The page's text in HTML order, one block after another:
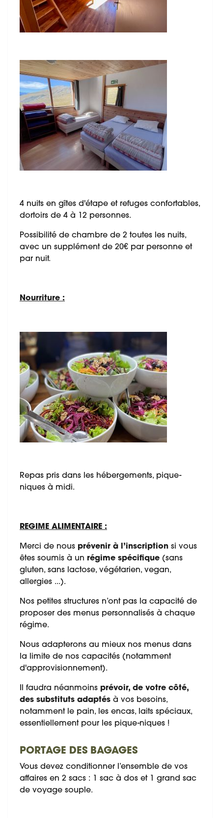
4 nuits en gîtes d'étape et refuges confortables,
dortoirs de 4 à 12 personnes.
Possibilité de chambre de 2 toutes les nuits,
avec un supplément de 20€ par personne et
par nuit.
Nourriture :
Repas pris dans les hébergements, pique-
niques à midi.
REGIME ALIMENTAIRE :
Merci de nous prévenir à l’inscription si vous
êtes soumis à un régime spécifique (sans
gluten, sans lactose, végétarien, vegan,
allergies ...).
Nos petites structures n’ont pas la capacité de
proposer des menus personnalisés à chaque
régime.
Nous adapterons au mieux nos menus dans
la limite de nos capacités (notamment
d'approvisionnement).
Il faudra néanmoins prévoir, de votre côté,
des substituts adaptés à vos besoins,
notamment le pain, les encas, laits spéciaux,
essentiellement pour les pique-niques !
PORTAGE DES BAGAGES
Vous devez conditionner l’ensemble de vos
affaires en 2 sacs : 1 sac à dos et 1 grand sac
de voyage souple.